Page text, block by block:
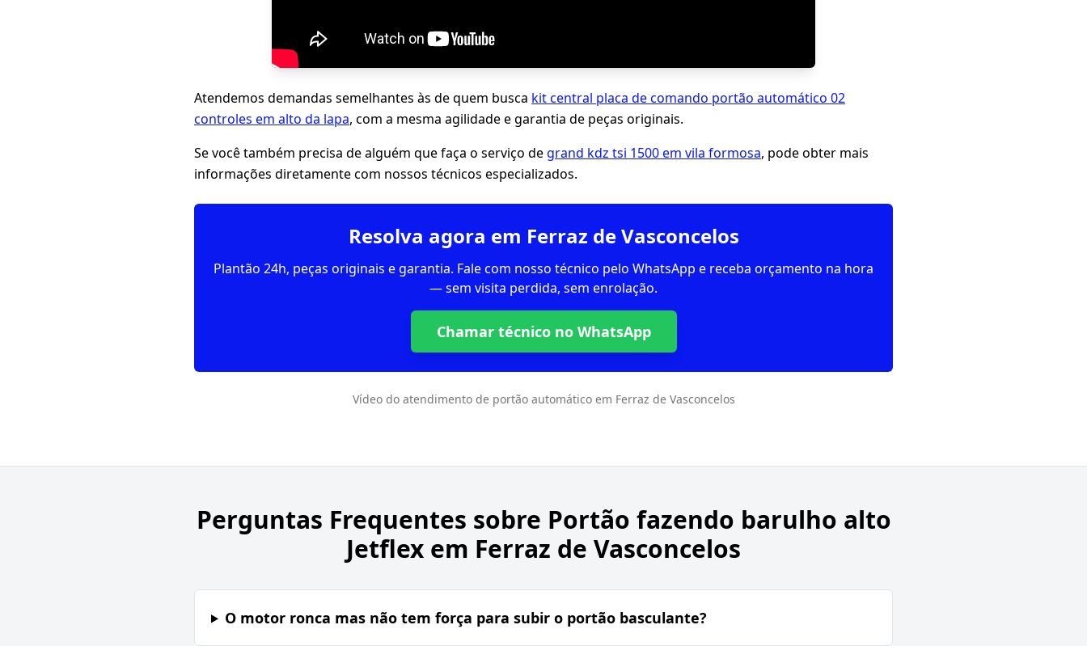
Atendemos demandas semelhantes às de quem busca kit central placa de comando portão automático 02
controles em alto da lapa, com a mesma agilidade e garantia de peças originais.
Se você também precisa de alguém que faça o serviço degrand kdz tsi 1500 em vila formosa, pode obter mais
informações diretamente com nossos técnicos especializados.
Resolva agora em Ferraz de Vasconcelos
Plantão 24h, peças originais e garantia. Fale com nosso técnico pelo WhatsApp e receba orçamento na hora
— sem visita perdida, sem enrolação.
Chamar técnico no WhatsApp
Vídeo do atendimento de portão automático em Ferraz de Vasconcelos
Perguntas Frequentes sobre Portão fazendo barulho alto
Jetflex em Ferraz de Vasconcelos
O motor ronca mas não tem força para subir o portão basculante?